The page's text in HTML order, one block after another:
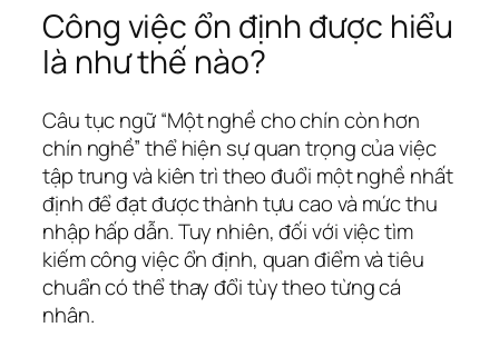
Công việc ổn định được hiểu
là như thế nào?
Câu tục ngữ “Một nghề cho chín còn hơn
chín nghề” thể hiện sự quan trọng của việc
tập trung và kiên trì theo đuổi một nghề nhất
định để đạt được thành tựu cao và mức thu
nhập hấp dẫn. Tuy nhiên, đối với việc tìm
kiếm công việc ổn định, quan điểm và tiêu
chuẩn có thể thay đổi tùy theo từng cá
nhân.